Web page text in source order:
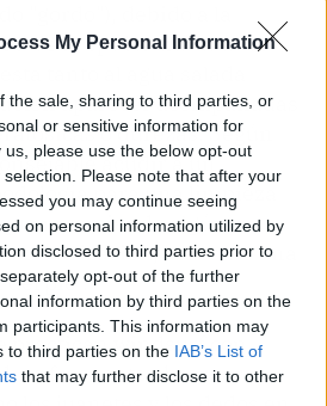
My Personal Information
the sale, sharing to third parties, or
or sensitive information for
please use the below opt-out
Please note that after your
you may continue seeing
on personal information utilized by
disclosed to third parties prior to
opt-out of the further
information by third parties on the
participants. This information may
to third parties on the IAB’s List of
that may further disclose it to other
de la epidermis al estar
aparecer acompañadas
o durezas. Según
acudir a un
para una limpieza
que recomiende algún
cicatrización, así como una
del pie".
practican windsurf con
es frecuente observar